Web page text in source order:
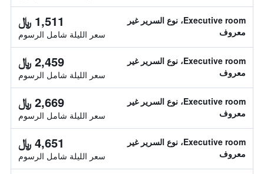
Executive room، نوع السرير غير
معروف
1,511 ﷼
سعر الليلة شامل الرسوم
Executive room، نوع السرير غير
معروف
2,459 ﷼
سعر الليلة شامل الرسوم
Executive room، نوع السرير غير
معروف
2,669 ﷼
سعر الليلة شامل الرسوم
Executive room، نوع السرير غير
معروف
4,651 ﷼
سعر الليلة شامل الرسوم